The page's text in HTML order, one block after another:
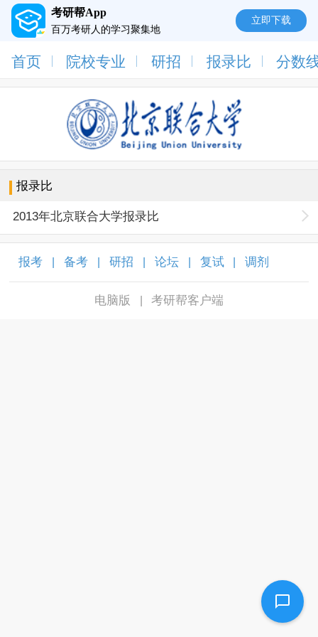
考研帮App
百万考研人的学习聚集地
立即下载
首页 院校专业 研招 报录比 分数
报录比
2013年北京联合大学报录比
报考 备考 研招 论坛 复试 调剂
电脑版 考研帮客户端